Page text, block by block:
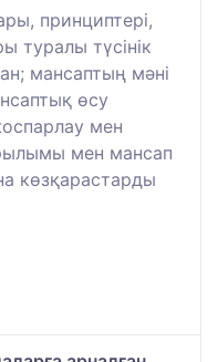
принциптері,
туралы түсінік
мансаптың мәні
өсу
мен
мен мансап
көзқарастарды